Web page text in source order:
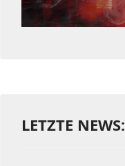
LETZTE NEWS: